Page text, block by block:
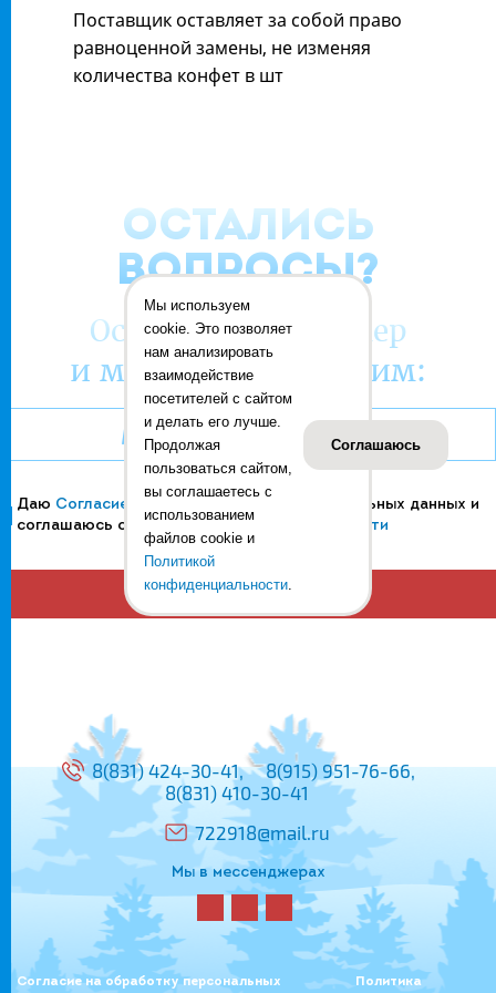
Поставщик оставляет за собой право
равноценной замены, не изменяя
количества конфет в шт
ОСТАЛИСЬ
ВОПРОСЫ?
Оставьте ваш номер
и мы вам перезвоним:
Даю Согласие
на обработку своих персональных данных и
соглашаюсь с
Политикой конфиденциальности
Отправить
8(831)424-30-41, 8(915) 951-76-66,
8(831) 410-30-41
722918@mail.ru
Мы в мессенджерах
Согласие на обработку персональных Политика
Мы используем
cookie. Это позволяет
нам анализировать
взаимодействие
посетителей с сайтом
и делать его лучше.
Продолжая
пользоваться сайтом,
вы соглашаетесь с
использованием
файлов cookie и
Политикой
конфиденциальности
Соглашаюсь